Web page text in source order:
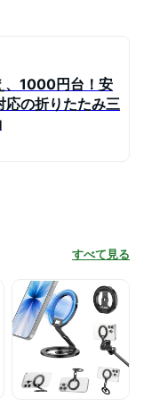
、1000円台！安
の折りたたみ三
すべて見る